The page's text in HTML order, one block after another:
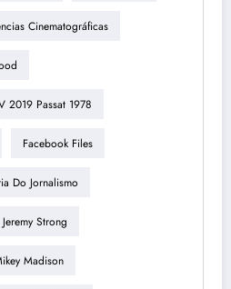
Cinematográficas
2019 Passat 1978
Facebook Files
Do Jornalismo
Jeremy Strong
Madison